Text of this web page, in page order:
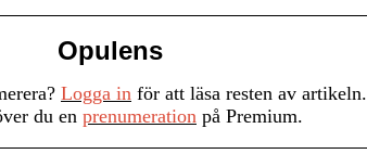
Opulens
Logga in för att läsa resten av artikeln.
du en prenumeration på Premium.